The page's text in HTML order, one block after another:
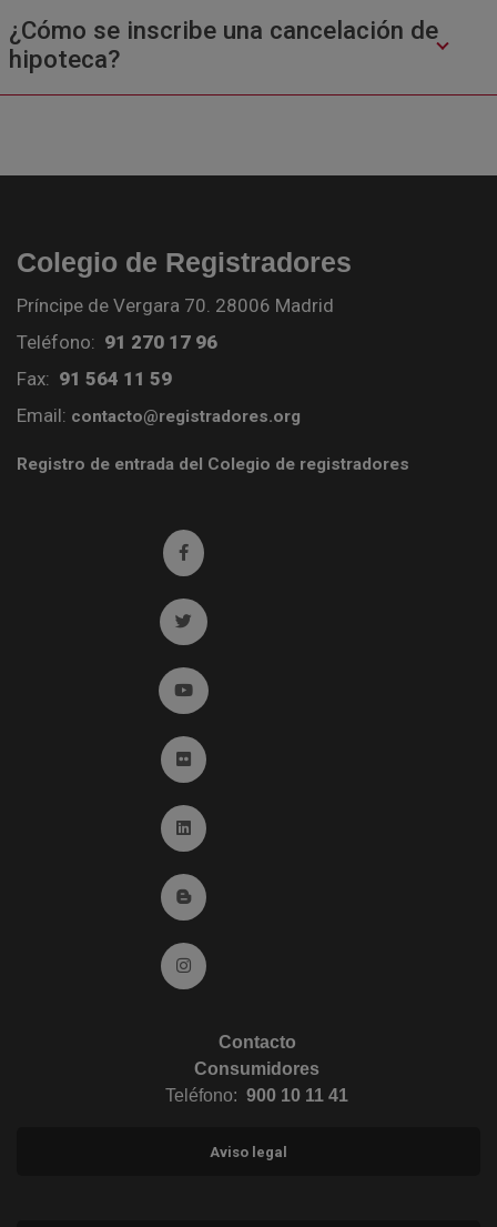
¿Cómo se inscribe una cancelación de
hipoteca?
Colegio de Registradores
Príncipe de Vergara 70. 28006 Madrid
Teléfono: 91 270 17 96
Fax: 91 564 11 59
Email: contacto@registradores.org
Registro de entrada del Colegio de registradores
Ir a facebook (abre en ventana nueva)
Ir a twitter (abre en ventana nueva)
Ir a YouTube (abre en ventana nueva)
Ir a Flickr (abre en ventana nueva)
Ir a Linkedin (abre en ventana nueva)
Ir al Blog (abre en ventana nueva)
Ir a Instagram (abre en ventana nueva)
Contacto
Consumidores
Teléfono: 900 10 11 41
Aviso legal